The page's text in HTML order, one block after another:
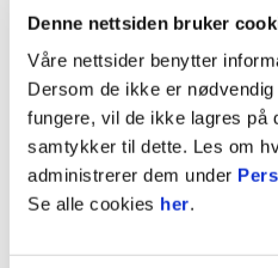
Denne nettsiden bruker
Våre nettsider benytter
Dersom de ikke er
fungere, vil de ikke lagres på
samtykker til dette. Les om
administrerer dem under
Se alle cookies her.
03. august 2026
Luc Mares til 2029
Vi har gleden av å
Luc Mares.